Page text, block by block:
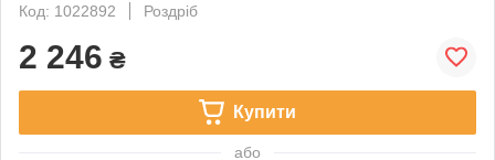
Код: 1022892
Роздріб
2 246 ₴
Купити
або